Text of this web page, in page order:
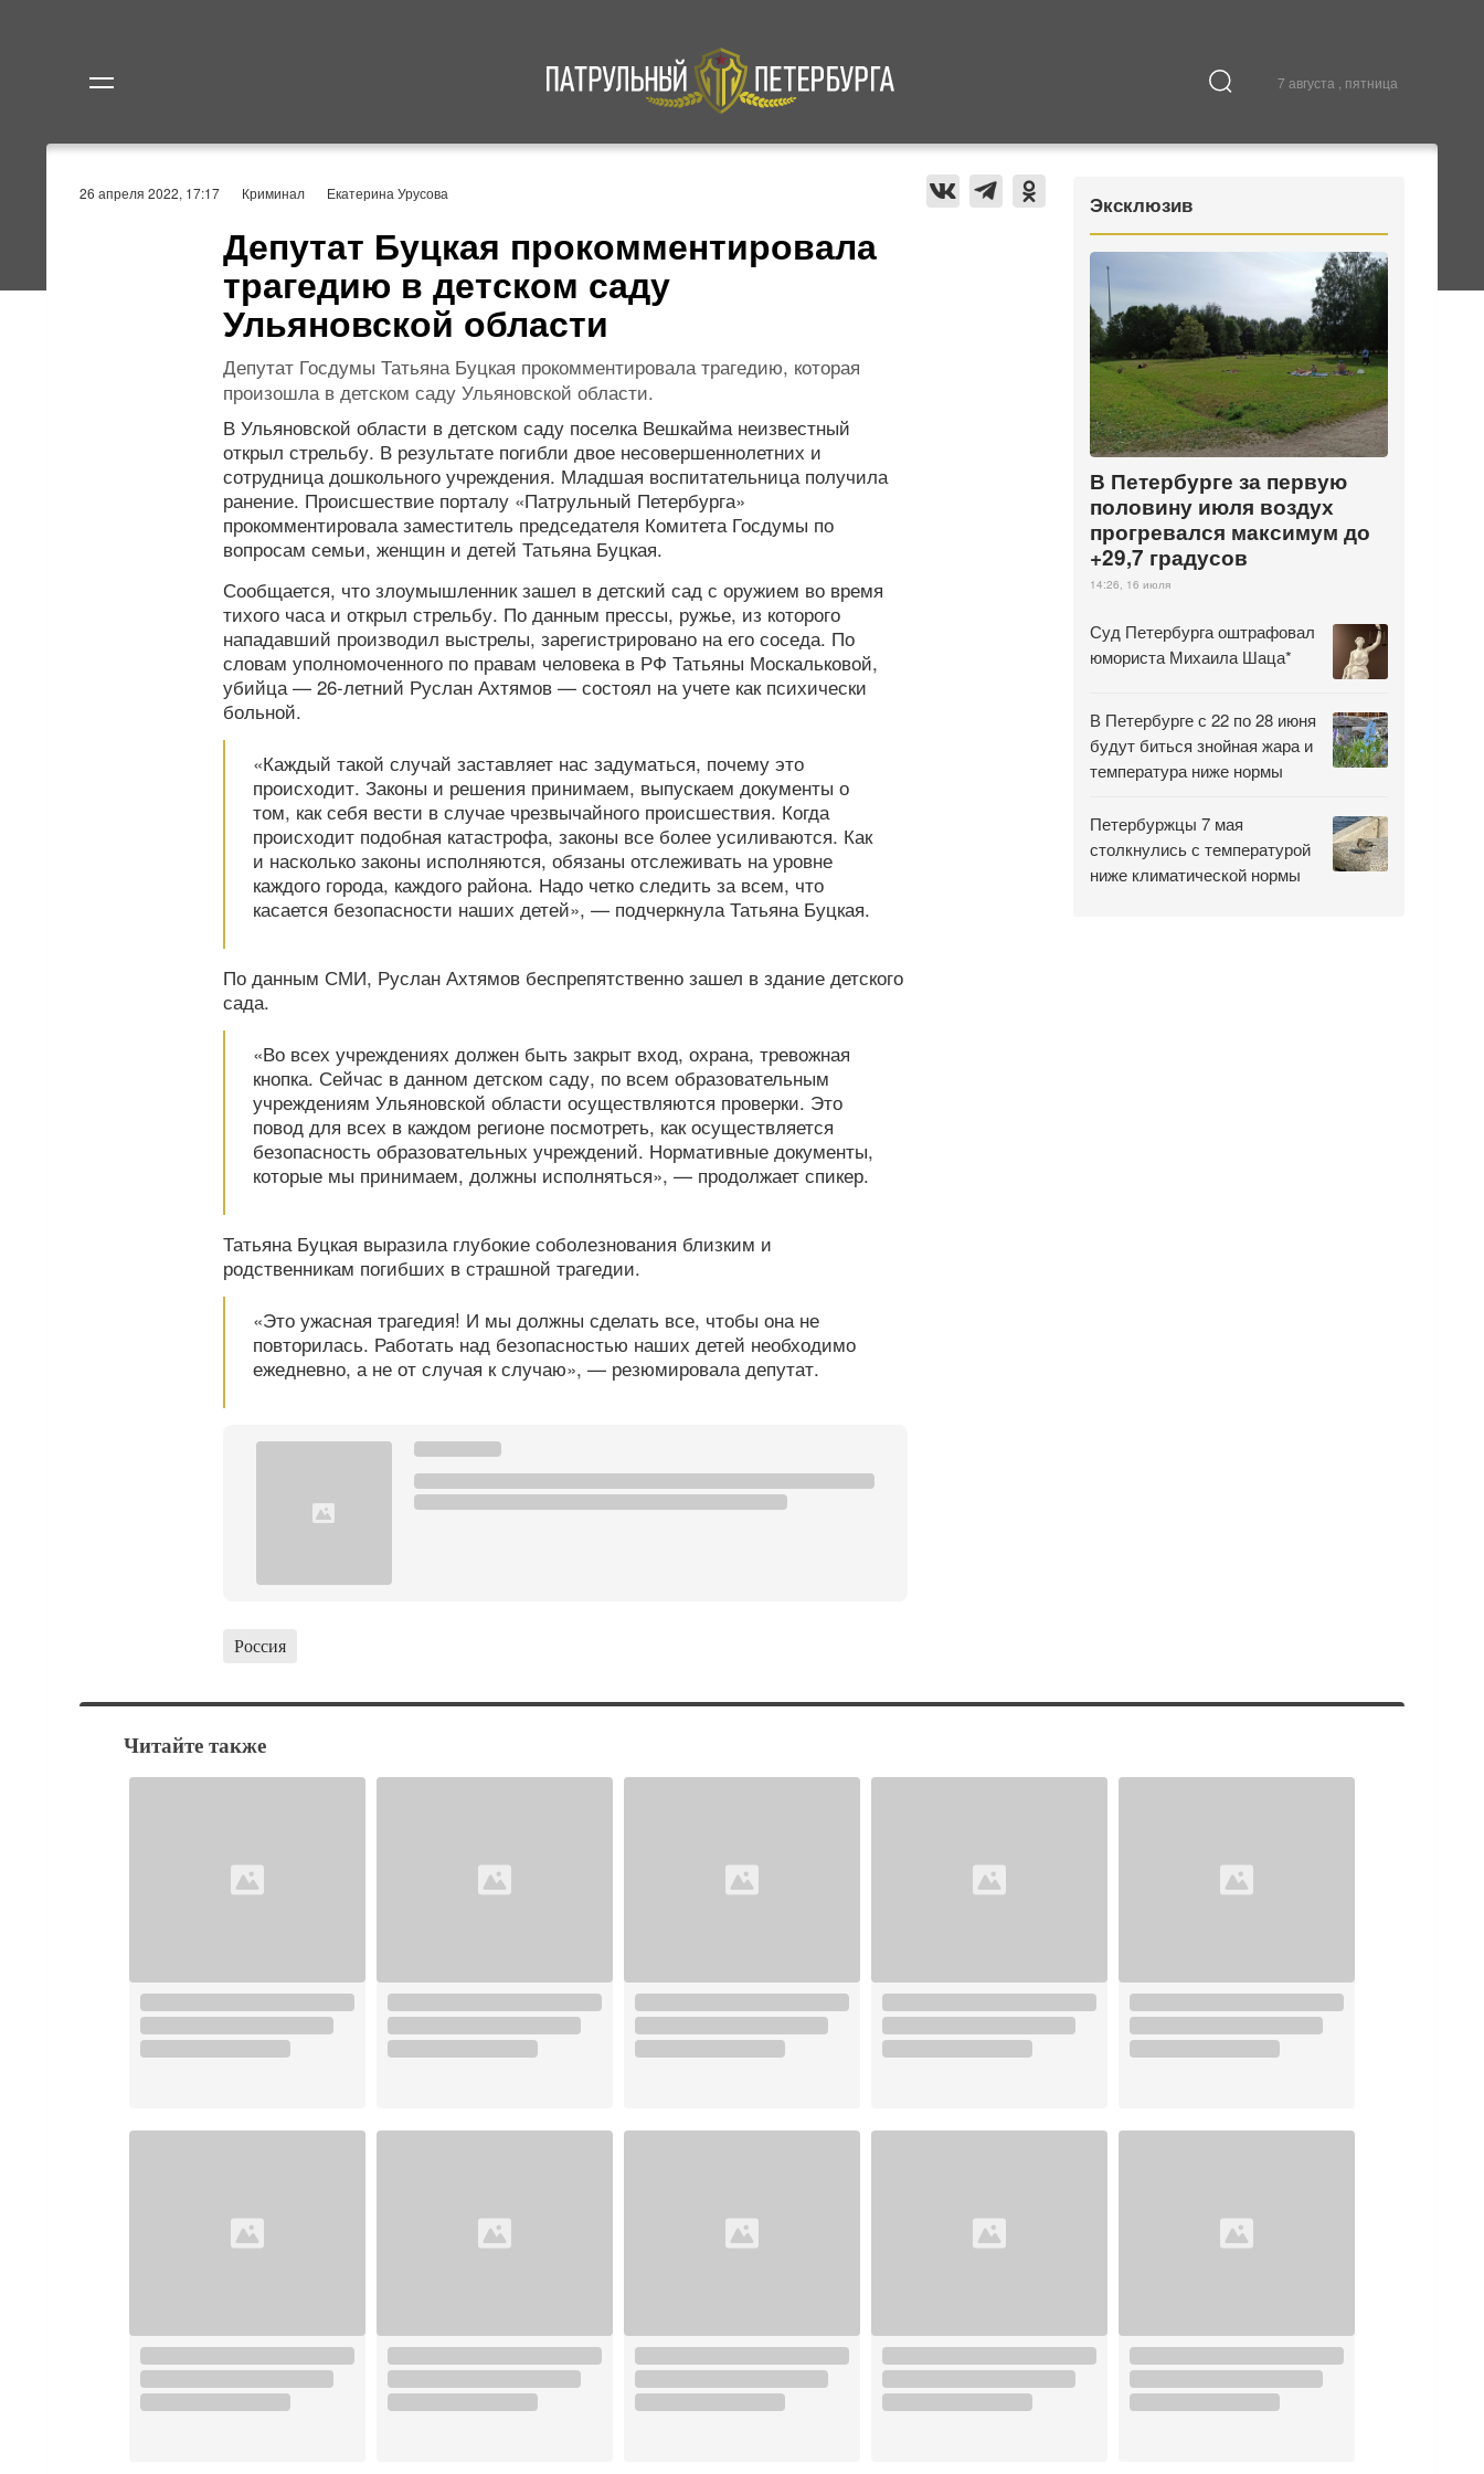
7 августа , пятница
Происшествия Культура
26 апреля 2022, 17:17 Криминал Екатерина Урусова
Депутат Буцкая прокомментировала
трагедию в детском саду
Ульяновской области
Депутат Госдумы Татьяна Буцкая прокомментировала трагедию, которая
произошла в детском саду Ульяновской области.
В Ульяновской области в детском саду поселка Вешкайма неизвестный
открыл стрельбу. В результате погибли двое несовершеннолетних и
сотрудница дошкольного учреждения. Младшая воспитательница получила
ранение. Происшествие порталу «Патрульный Петербурга»
прокомментировала заместитель председателя Комитета Госдумы по
вопросам семьи, женщин и детей Татьяна Буцкая.
Сообщается, что злоумышленник зашел в детский сад с оружием во время
тихого часа и открыл стрельбу. По данным прессы, ружье, из которого
нападавший производил выстрелы, зарегистрировано на его соседа. По
словам уполномоченного по правам человека в РФ Татьяны Москальковой,
убийца — 26-летний Руслан Ахтямов — состоял на учете как психически
больной.
«Каждый такой случай заставляет нас задуматься, почему это
происходит. Законы и решения принимаем, выпускаем документы о
том, как себя вести в случае чрезвычайного происшествия. Когда
происходит подобная катастрофа, законы все более усиливаются. Как
и насколько законы исполняются, обязаны отслеживать на уровне
каждого города, каждого района. Надо четко следить за всем, что
касается безопасности наших детей», — подчеркнула Татьяна Буцкая.
По данным СМИ, Руслан Ахтямов беспрепятственно зашел в здание детского
сада.
«Во всех учреждениях должен быть закрыт вход, охрана, тревожная
кнопка. Сейчас в данном детском саду, по всем образовательным
учреждениям Ульяновской области осуществляются проверки. Это
повод для всех в каждом регионе посмотреть, как осуществляется
безопасность образовательных учреждений. Нормативные документы,
которые мы принимаем, должны исполняться», — продолжает спикер.
Татьяна Буцкая выразила глубокие соболезнования близким и
родственникам погибших в страшной трагедии.
«Это ужасная трагедия! И мы должны сделать все, чтобы она не
повторилась. Работать над безопасностью наших детей необходимо
ежедневно, а не от случая к случаю», — резюмировала депутат.
Россия
Эксклюзив
В Петербурге за первую
половину июля воздух
прогревался максимум до
+29,7 градусов
14:26, 16 июля
Суд Петербурга оштрафовал
юмориста Михаила Шаца*
В Петербурге с 22 по 28 июня
будут биться знойная жара и
температура ниже нормы
Петербуржцы 7 мая
столкнулись с температурой
ниже климатической нормы
Читайте также